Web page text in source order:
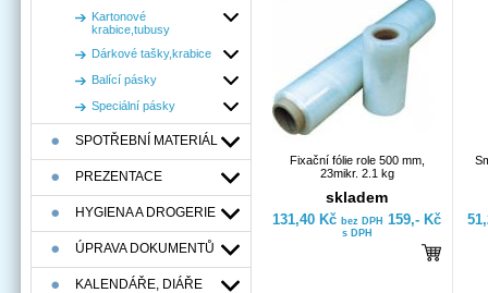
Kartonové
krabice,tubusy
Dárkové tašky,krabice
Balící pásky
Speciální pásky
SPOTŘEBNÍ MATERIÁL
PREZENTACE
HYGIENA A DROGERIE
ÚPRAVA DOKUMENTŮ
KALENDÁŘE, DIÁŘE
Fixační fólie role 500 mm,
23mikr. 2.1 kg
skladem
131,40 Kč bez DPH 159,- Kč
s DPH